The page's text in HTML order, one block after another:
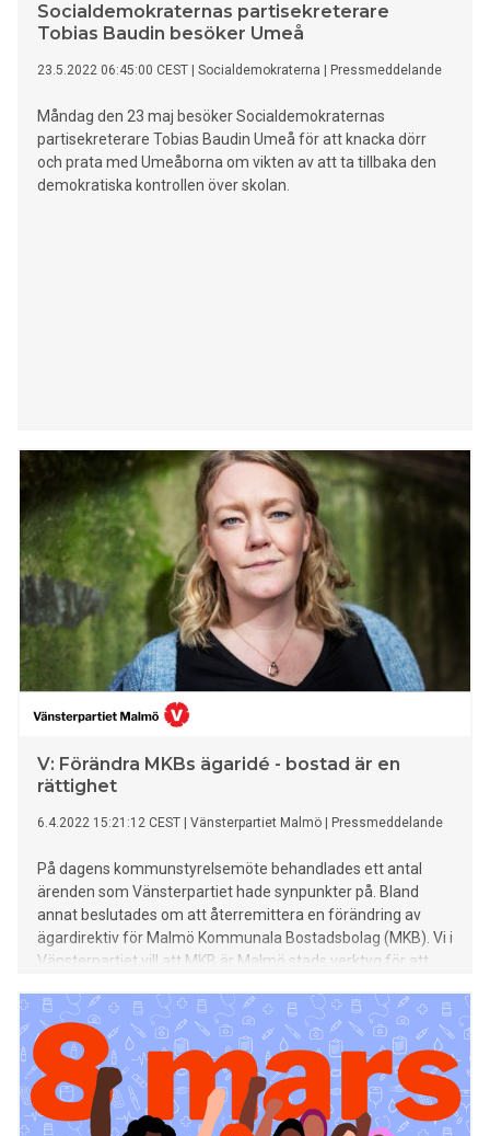
Socialdemokraternas partisekreterare
Tobias Baudin besöker Umeå
23.5.2022 06:45:00 CEST Socialdemokraterna Pressmeddelande
Måndag den 23 maj besöker Socialdemokraternas
partisekreterare Tobias Baudin Umeå för att knacka dörr
och prata med Umeåborna om vikten av att ta tillbaka den
demokratiska kontrollen över skolan.
V: Förändra MKBs ägaridé - bostad är en
rättighet
6.4.2022 15:21:12 CEST Vänsterpartiet Malmö Pressmeddelande
På dagens kommunstyrelsemöte behandlades ett antal
ärenden som Vänsterpartiet hade synpunkter på. Bland
annat beslutades om att återremittera en förändring av
ägardirektiv för Malmö Kommunala Bostadsbolag (MKB). Vi i
Vänsterpartiet vill att MKB är Malmö stads verktyg för att
rimliga kostnader.